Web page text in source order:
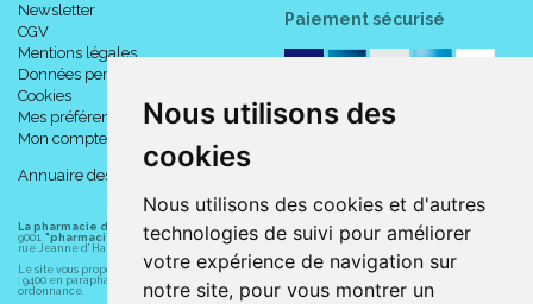
Nous utilisons des
cookies
Nous utilisons des cookies et d'autres
technologies de suivi pour améliorer
votre expérience de navigation sur
notre site, pour vous montrer un
Newsletter
CGV
Mentions légales
Données personnelles
Cookies
Mes préférences Cookies
Mon compte
Annuaire des pharmacies
Paiement sécurisé
La pharmacie du centre à Albert (80300) est une pharmacie française certifiée ISO
9001. "pharmacie-du-centre-albert.fr "est le site internet de la pharmacie du centre
rue Jeanne d' Harcourt, 80300 Albert.
Le site vous propose un large choix de plus de 11000 références, au prix les plus bas possible
: 9400 en parapharmacie, animaux, orthopédie, matériel médical. 1700 en médicaments sans
ordonnance.